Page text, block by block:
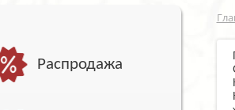
Распродажа